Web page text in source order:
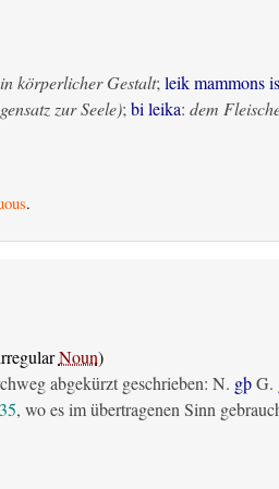
in körperlicher Gestalt; leik mammons is
zur Seele); bi leika: dem
.
Noun)
abgekürzt geschrieben: N. gþG.
, wo es im übertragenen Sinn